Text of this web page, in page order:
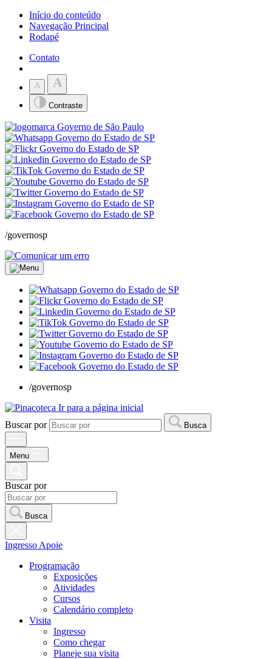
Início do conteúdo
Navegação Principal
Rodapé
Contato
A A
Contraste
/governosp
/governosp
Ir para a página inicial
Buscar por
Busca
Menu
Buscar por
Busca
Ingresso Apoie
Programação
Exposições
Atividades
Cursos
Calendário completo
Visita
Ingresso
Como chegar
Planeje sua visita